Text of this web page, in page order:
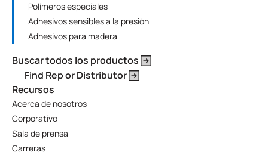
Polímeros especiales
Adhesivos sensibles a la presión
Adhesivos para madera
Buscar todos los productos
Find Rep or Distributor
Recursos
Acerca de nosotros
Corporativo
Sala de prensa
Carreras